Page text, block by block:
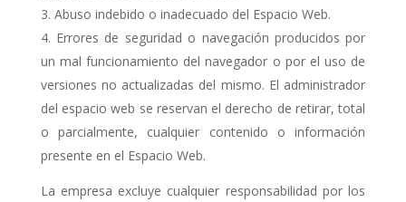
Abuso indebido o inadecuado del Espacio Web.
Errores de seguridad o navegación producidos por
un mal funcionamiento del navegador o por el uso de
versiones no actualizadas del mismo. El administrador
del espacio web se reservan el derecho de retirar, total
o parcialmente, cualquier contenido o información
presente en el Espacio Web.
La empresa excluye cualquier responsabilidad por los